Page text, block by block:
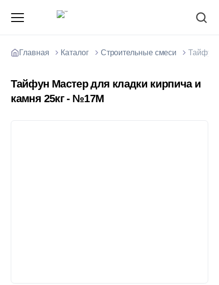
Главная Каталог Строительные смеси Тайфун
Тайфун Мастер для кладки кирпича и
камня 25кг - №17М